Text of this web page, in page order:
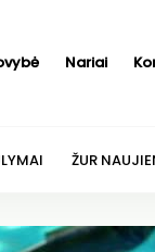
Nariai
ŽUR